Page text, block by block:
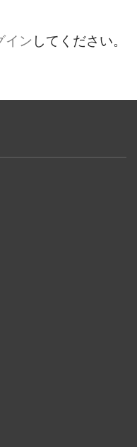
イン してください。